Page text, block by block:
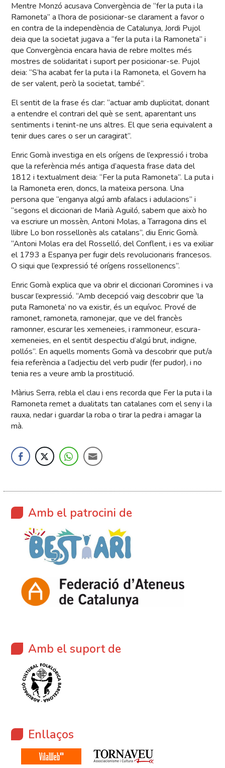
Mentre Monzó acusava Convergència de “fer la puta i la
Ramoneta” a l’hora de posicionar-se clarament a favor o
en contra de la independència de Catalunya, Jordi Pujol
deia que la societat jugava a “fer la puta i la Ramoneta” i
que Convergència encara havia de rebre moltes més
mostres de solidaritat i suport per posicionar-se. Pujol
deia: “S’ha acabat fer la puta i la Ramoneta, el Govern ha
de ser valent, però la societat, també”.
El sentit de la frase és clar: “actuar amb duplicitat, donant
a entendre el contrari del què se sent, aparentant uns
sentiments i tenint-ne uns altres. El que seria equivalent a
tenir dues cares o ser un caragirat”.
Enric Gomà investiga en els orígens de l’expressió i troba
que la referència més antiga d’aquesta frase data del
1812 i textualment deia: “Fer la puta Ramoneta”. La puta i
la Ramoneta eren, doncs, la mateixa persona. Una
persona que “enganya algú amb afalacs i adulacions” i
“segons el diccionari de Marià Aguiló, sabem que això ho
va escriure un mossèn, Antoni Molas, a Tarragona dins el
llibre Lo bon rossellonès als catalans”, diu Enric Gomà.
“Antoni Molas era del Rosselló, del Conflent, i es va exiliar
el 1793 a Espanya per fugir dels revolucionaris francesos.
O siqui que l’expressió té orígens rossellonencs”.
Enric Gomà explica que va obrir el diccionari Coromines i va
buscar l’expressió. “Amb decepció vaig descobrir que ‘la
puta Ramoneta’ no va existir, és un equívoc. Prové de
ramonet, ramoneta, ramonejar, que ve del francès
ramonner, escurar les xemeneies, i rammoneur, escura-
xemeneies, en el sentit despectiu d’algú brut, indigne,
pollós”. En aquells moments Gomà va descobrir que put/a
feia referència a l’adjectiu del verb pudir (fer pudor), i no
tenia res a veure amb la prostitució.
Màrius Serra, rebla el clau i ens recorda que Fer la puta i la
Ramoneta remet a dualitats tan catalanes com el seny i la
rauxa, nedar i guardar la roba o tirar la pedra i amagar la
mà.
Amb el patrocini de
Amb el suport de
Enllaços